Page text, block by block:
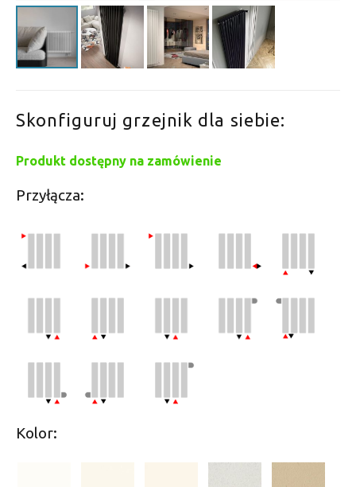
Skonfiguruj grzejnik dla siebie:
Produkt dostępny na zamówienie
Przyłącza:
Kolor: